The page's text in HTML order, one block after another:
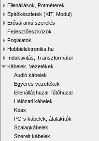
Ellenállások, Potméterek
Építőkészletek (KIT, Modul)
Erősáramú szerelés
Fejlesztőeszközök
Foglalatok
Hobbielektronika.hu
Induktivitás, Transzformátor
Kábelek, Vezetékek
Audió kábelek
Egyeres vezetékek
Ellenálláshuzal, fűtőhuzal
Hálózati kábelek
Koax
PC-s kábelek, átalakítók
Szalagkábelek
Szerelt kábelek